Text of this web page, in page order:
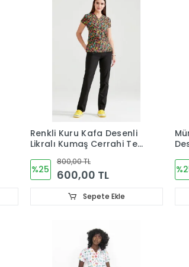
Renkli Kuru Kafa Desenli
Likralı Kumaş Cerrahi Tek
%25
800,00 TL
600,00 TL
Sepete Ekle